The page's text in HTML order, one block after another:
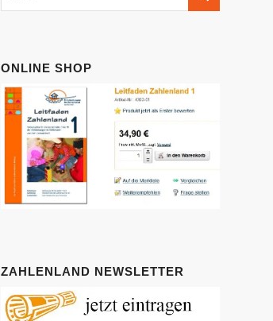
ONLINE SHOP
ZAHLENLAND NEWSLETTER